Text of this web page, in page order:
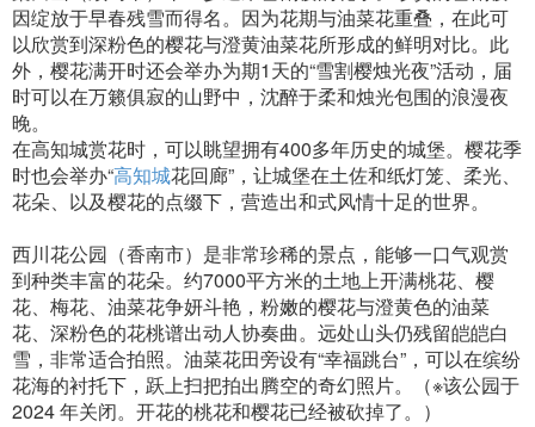
因绽放于早春残雪而得名。因为花期与油菜花重叠，在此可
以欣赏到深粉色的樱花与澄黄油菜花所形成的鲜明对比。此
外，樱花满开时还会举办为期1天的“雪割樱烛光夜”活动，届
时可以在万籁俱寂的山野中，沈醉于柔和烛光包围的浪漫夜
晚。
在高知城赏花时，可以眺望拥有400多年历史的城堡。樱花季
时也会举办“高知城花回廊”，让城堡在土佐和纸灯笼、柔光、
花朵、以及樱花的点缀下，营造出和式风情十足的世界。
西川花公园（香南市）是非常珍稀的景点，能够一口气观赏
到种类丰富的花朵。约7000平方米的土地上开满桃花、樱
花、梅花、油菜花争妍斗艳，粉嫩的樱花与澄黄色的油菜
花、深粉色的花桃谱出动人协奏曲。远处山头仍残留皑皑白
雪，非常适合拍照。油菜花田旁设有“幸福跳台”，可以在缤纷
花海的衬托下，跃上扫把拍出腾空的奇幻照片。（※该公园于
2024 年关闭。开花的桃花和樱花已经被砍掉了。）